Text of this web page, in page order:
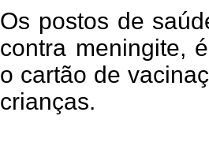
Os postos de
contra meningite,
o cartão de
crianças.